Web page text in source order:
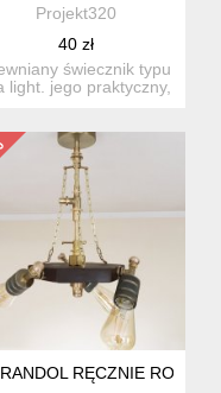
Projekt320
40 zł
świecznik typu
light. jego praktyczny,
– KOLEKCJA LASER
RĘCZNIE